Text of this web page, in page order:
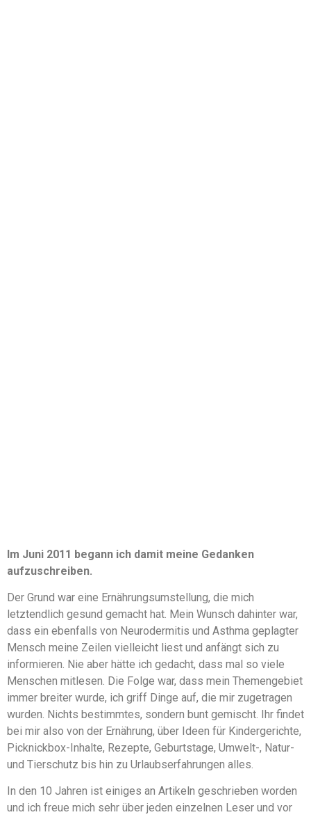
Im Juni 2011 begann ich damit meine Gedanken
aufzuschreiben.
Der Grund war eine Ernährungsumstellung, die mich
letztendlich gesund gemacht hat. Mein Wunsch dahinter war,
dass ein ebenfalls von Neurodermitis und Asthma geplagter
Mensch meine Zeilen vielleicht liest und anfängt sich zu
informieren. Nie aber hätte ich gedacht, dass mal so viele
Menschen mitlesen. Die Folge war, dass mein Themengebiet
immer breiter wurde, ich griff Dinge auf, die mir zugetragen
wurden. Nichts bestimmtes, sondern bunt gemischt. Ihr findet
bei mir also von der Ernährung, über Ideen für Kindergerichte,
Picknickbox-Inhalte, Rezepte, Geburtstage, Umwelt-, Natur-
und Tierschutz bis hin zu Urlaubserfahrungen alles.
In den 10 Jahren ist einiges an Artikeln geschrieben worden
und ich freue mich sehr über jeden einzelnen Leser und vor